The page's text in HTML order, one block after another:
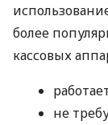
более
кассовых
не